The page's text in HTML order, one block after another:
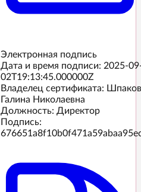
Электронная подпись
Дата и время подписи: 2025-
02T19:13:45.000000Z
Владелец сертификата:
Галина Николаевна
Должность: Директор
Подпись: